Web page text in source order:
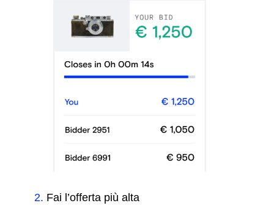
2. Fai l’offerta più alta